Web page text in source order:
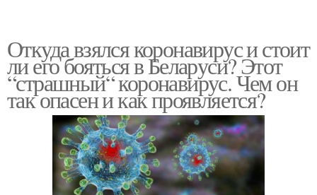
Откуда взялся коронавирус и стоит
ли его бояться в Беларуси? Этот
“страшный“ коронавирус. Чем он
так опасен и как проявляется?